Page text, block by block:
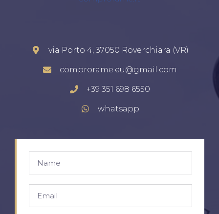
via Porto 4, 37050 Roverchiara (VR)
comprorame.eu@gmail.com
+39 351 698 6550
whatsapp